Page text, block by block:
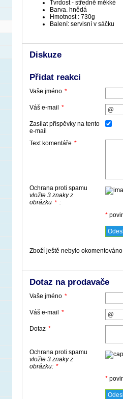
Tvrdost - středně měkké
Barva. hnědá
Hmotnost : 730g
Balení: servisní v sáčku
Diskuze
Přidat reakci
Vaše jméno *
Váš e-mail *
Zasílat příspěvky na tento
e-mail
Text komentáře *
Ochrana proti spamu
vložte 3 znaky z
obrázku * :
*
Zboží ještě nebylo
Dotaz na prodavače
Vaše jméno *
Váš e-mail *
Dotaz *
Ochrana proti spamu
vložte 3 znaky z
obrázku: *
*